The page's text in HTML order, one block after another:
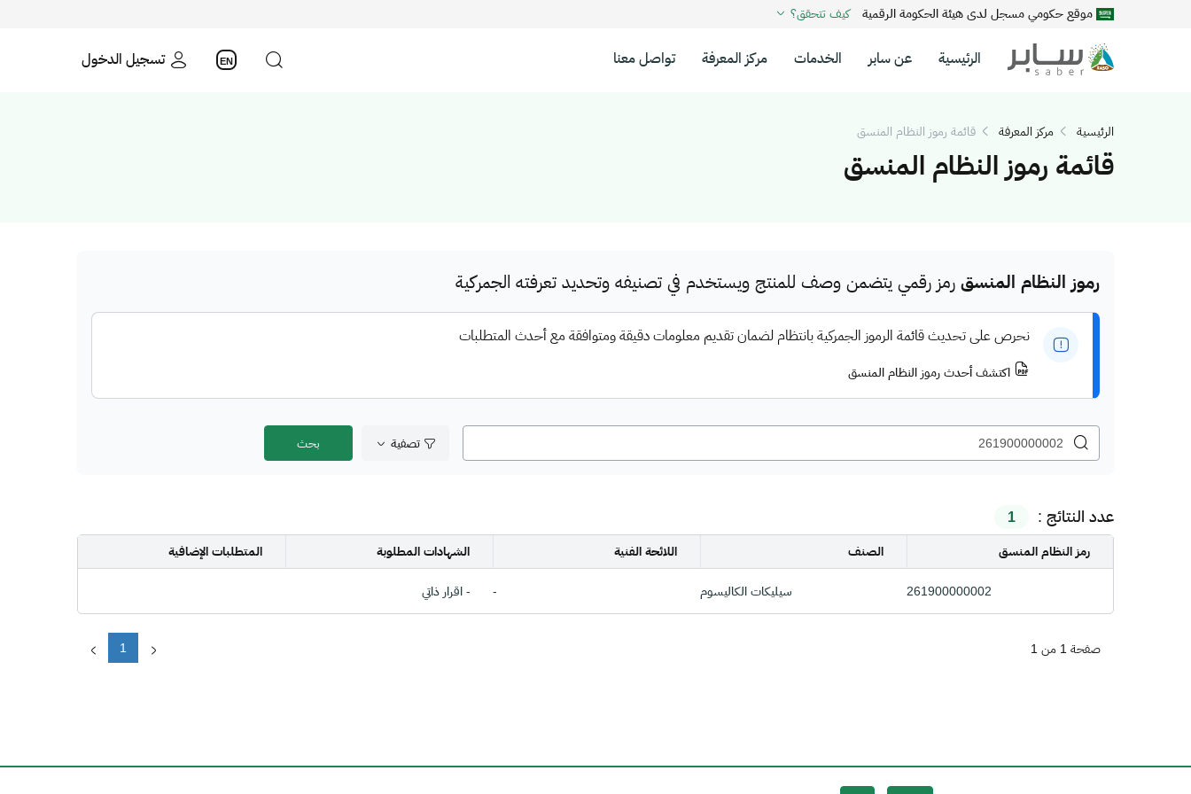
موقع حكومي مسجل لدى هيئة الحكومة الرقمية كيف تتحقق؟
الرئيسية عن سابر الخدمات مركز المعرفة تواصل معنا تسجيل الدخول EN
الرئيسية مركز المعرفة قائمة رموز النظام المنسق
قائمة رموز النظام المنسق
رموز النظام المنسق رمز رقمي يتضمن وصف للمنتج ويستخدم في تصنيفه وتحديد تعرفته الجمركية
نحرص على تحديث قائمة الرموز الجمركية بانتظام لضمان تقديم معلومات دقيقة ومتوافقة مع أحدث المتطلبات
اكتشف أحدث رموز النظام المنسق
تصفية
عدد النتائج : 1
رمز النظام المنسق الصنف اللائحة الفنية الشهادات المطلوبة المتطلبات الإضافية
261900000002 سيليكات الكاليسوم - - اقرار ذاتي
1 صفحة 1 من 1